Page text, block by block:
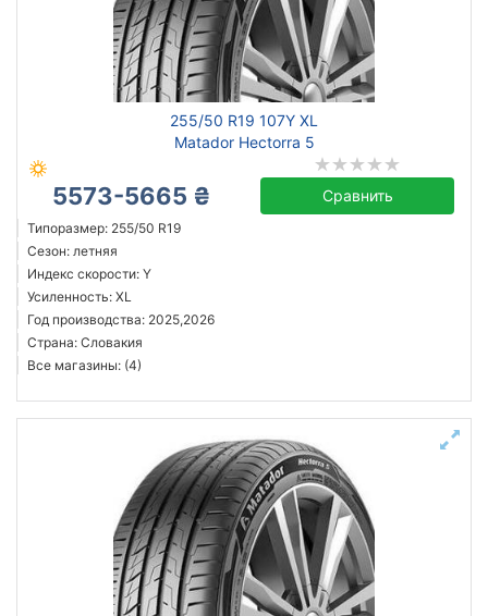
255/50 R19 107Y XL
Matador Hectorra 5
5573-5665 ₴ Сравнить
Типоразмер: 255/50 R19
Сезон: летняя
Индекс скорости: Y
Усиленность: XL
Год производства: 2025,2026
Страна: Словакия
Все магазины: (4)